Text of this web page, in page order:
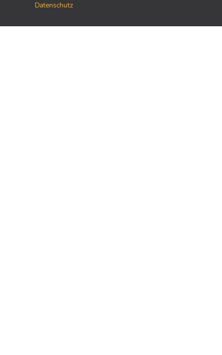
Datenschutz